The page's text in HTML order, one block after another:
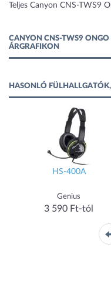
Teljes Canyon CNS-TWS9
CANYON CNS-TWS9
ÁRGRAFIKON
HASONLÓ
HS-400A
Genius
3 590 Ft-tól